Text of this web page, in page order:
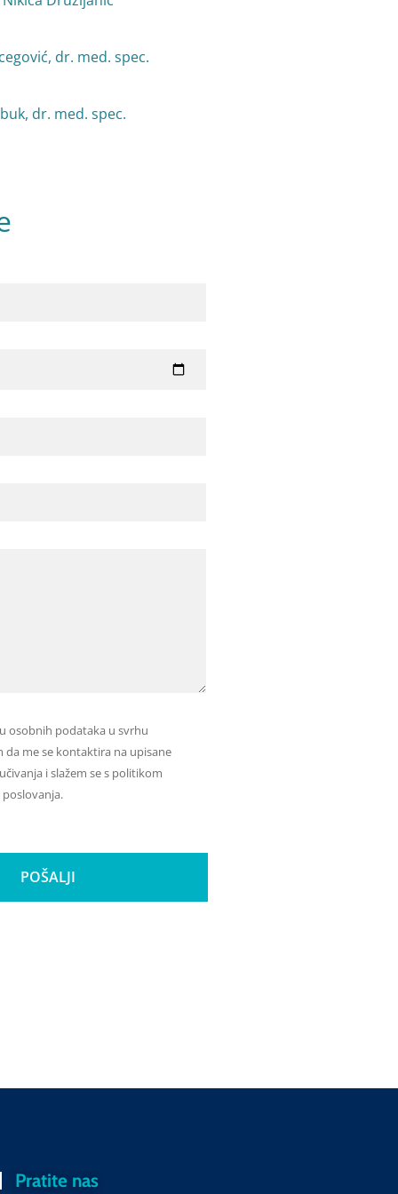
dr. med. spec.
dr. med. spec.
osobnih podataka u svrhu
da me se kontaktira na upisane
i slažem se s politikom
POŠALJI
Pratite nas